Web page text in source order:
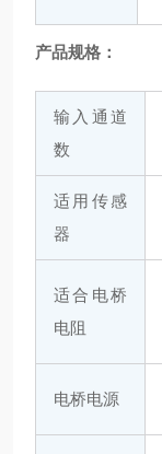
产品规格：
输入通道
数
适用传感
器
适合电桥
电阻
电桥电源